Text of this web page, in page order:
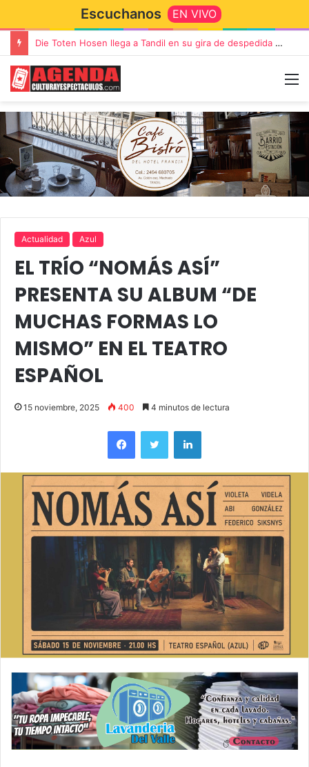
Escuchanos EN VIVO
“TIRRIA” llega a Tandil con un elenco de lujo encabezado por Capusotto, Spregelburd y Stefani
Actualidad Azul
EL TRÍO “NOMÁS ASÍ”
PRESENTA SU ALBUM “DE
MUCHAS FORMAS LO
MISMO” EN EL TEATRO
ESPAÑOL
15 noviembre, 2025 400 4 minutos de lectura